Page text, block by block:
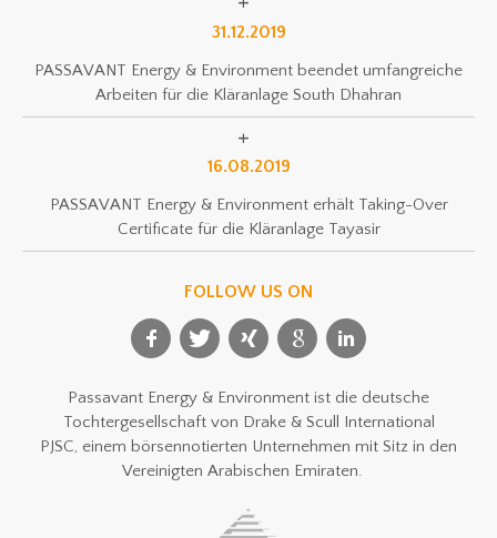
31.12.2019
PASSAVANT Energy & Environment beendet umfangreiche
Arbeiten für die Kläranlage South Dhahran
16.08.2019
PASSAVANT Energy & Environment erhält Taking-Over
Certificate für die Kläranlage Tayasir
FOLLOW US ON
Passavant Energy & Environment ist die deutsche
Tochtergesellschaft von Drake & Scull International
PJSC, einem börsennotierten Unternehmen mit Sitz in den
Vereinigten Arabischen Emiraten.